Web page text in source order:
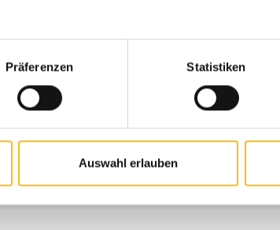
Präferenzen Statistiken
Auswahl erlauben
bis zu 130°C erreichen. Einige
stand.
Hochtemperatur-Werkstoffe wie